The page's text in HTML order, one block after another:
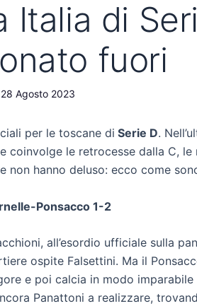
Italia di
fuori
28 Agosto 2023
per le toscane di Serie D.
coinvolge le retrocesse dalla C,
non hanno deluso: ecco come
Ponsacco 1-2
all’esordio ufficiale sulla
ospite Falsettini. Ma il
e poi calcia in modo
Panattoni a realizzare,